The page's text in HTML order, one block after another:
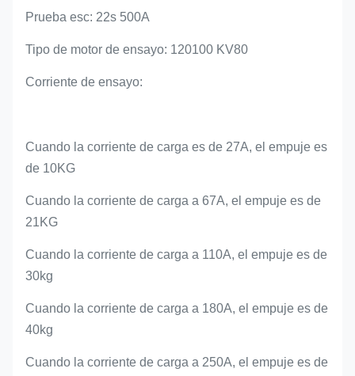
Prueba esc: 22s 500A
Tipo de motor de ensayo: 120100 KV80
Corriente de ensayo:
Cuando la corriente de carga es de 27A, el empuje es
de 10KG
Cuando la corriente de carga a 67A, el empuje es de
21KG
Cuando la corriente de carga a 110A, el empuje es de
30kg
Cuando la corriente de carga a 180A, el empuje es de
40kg
Cuando la corriente de carga a 250A, el empuje es de